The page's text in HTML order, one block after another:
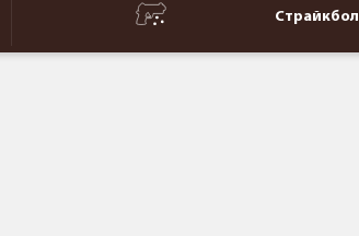
Страйкбол